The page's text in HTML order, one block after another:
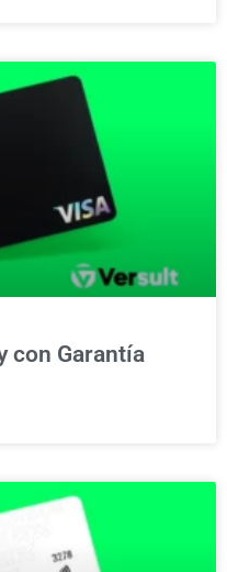
con Garantía